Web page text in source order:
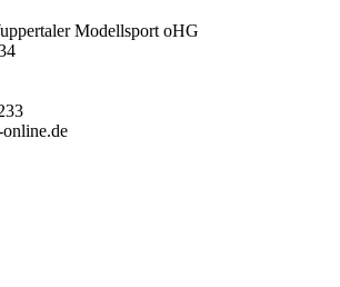
Modellsport oHG